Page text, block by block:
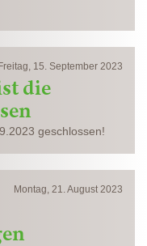
15. September 2023
die
geschlossen!
Montag, 21. August 2023